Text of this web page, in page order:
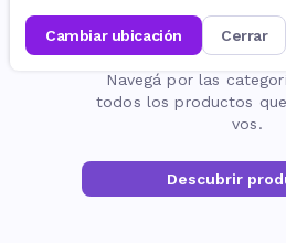
cambiar ubicación cerrar
La página no
Navegá por las
todos los productos
vos.
Descubrir